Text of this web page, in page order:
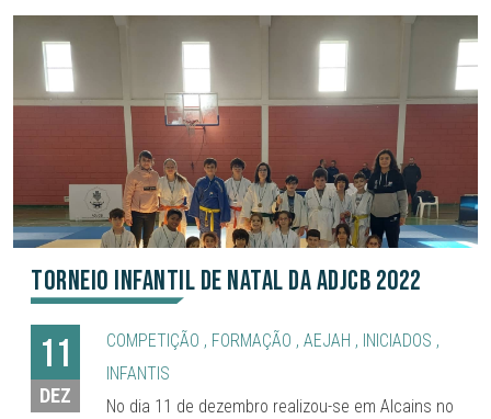
Torneio Infantil de Natal da ADJCB 2022
11
DEZ
COMPETIÇÃO , FORMAÇÃO ,AEJAH , INICIADOS ,
INFANTIS
No dia 11 de dezembro realizou-se em Alcains no